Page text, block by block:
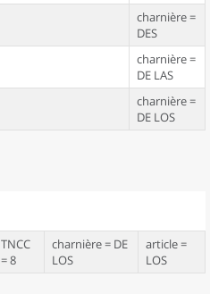
charnière =
DES
charnière =
DE LAS
charnière =
DE LOS
TNCC
= 8
charnière = DE
LOS
article =
LOS